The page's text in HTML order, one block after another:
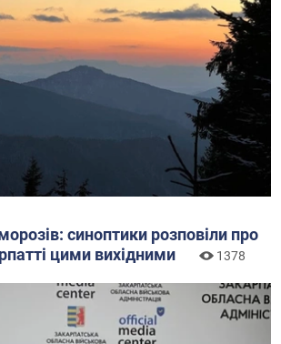
синоптики розповіли про
цими вихідними
1378